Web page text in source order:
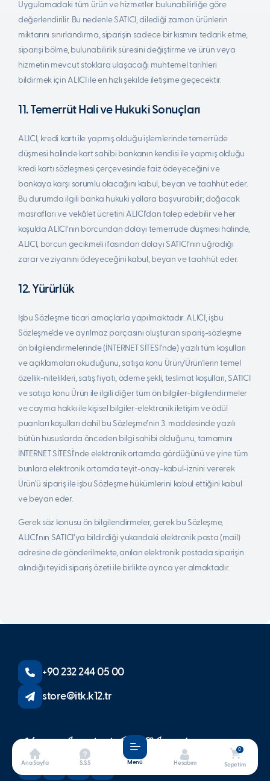
Ana Sayfa S.S.S Menü Hesabım
0
Sepetim
Uygulamadaki tüm ürün ve hizmetler bulunabilirliğe göre
değerlendirilir. Bu nedenle SATICI, dilediği zaman ürünlerin
miktarını sınırlandırma, siparişin sadece bir kısmını tedarik etme,
siparişi bölme, bulunabilirlik süresini değiştirme ve ürün veya
hizmetin mevcut stoklara ulaşacağı muhtemel tarihleri
bildirmek için ALICI ile en hızlı şekilde iletişime geçecektir.
11. Temerrüt Hali ve Hukuki Sonuçları
ALICI, kredi kartı ile yapmış olduğu işlemlerinde temerrüde
düşmesi halinde kart sahibi bankanın kendisi ile yapmış olduğu
kredi kartı sözleşmesi çerçevesinde faiz ödeyeceğini ve
bankaya karşı sorumlu olacağını kabul, beyan ve taahhüt eder.
Bu durumda ilgili banka hukuki yollara başvurabilir; doğacak
masrafları ve vekâlet ücretini ALICI’dan talep edebilir ve her
koşulda ALICI’nın borcundan dolayı temerrüde düşmesi halinde,
ALICI, borcun gecikmeli ifasından dolayı SATICI’nın uğradığı
zarar ve ziyanını ödeyeceğini kabul, beyan ve taahhüt eder.
12. Yürürlük
İşbu Sözleşme ticari amaçlarla yapılmaktadır. ALICI, işbu
Sözleşme’de ve ayrılmaz parçasını oluşturan sipariş-sözleşme
ön bilgilendirmelerinde (İNTERNET SİTESİ’nde) yazılı tüm koşulları
ve açıklamaları okuduğunu, satışa konu Ürün/Ürün’lerin temel
özellik-nitelikleri, satış fiyatı, ödeme şekli, teslimat koşulları, SATICI
ve satışa konu Ürün ile ilgili diğer tüm ön bilgiler-bilgilendirmeler
ve cayma hakkı ile kişisel bilgiler-elektronik iletişim ve ödül
puanları koşulları dahil bu Sözleşme’nin 3. maddesinde yazılı
bütün hususlarda önceden bilgi sahibi olduğunu, tamamını
İNTERNET SİTESİ’nde elektronik ortamda gördüğünü ve yine tüm
bunlara elektronik ortamda teyit-onay-kabul-iznini vererek
Ürün’ü sipariş ile işbu Sözleşme hükümlerini kabul ettiğini kabul
ve beyan eder.
Gerek söz konusu ön bilgilendirmeler, gerek bu Sözleşme,
ALICI’nın SATICI’ya bildirdiği yukarıdaki elektronik posta (mail)
adresine de gönderilmekte, anılan elektronik postada siparişin
alındığı teyidi sipariş özeti ile birlikte ayrıca yer almaktadır.
+90 232 244 05 00
store@itk.k12.tr